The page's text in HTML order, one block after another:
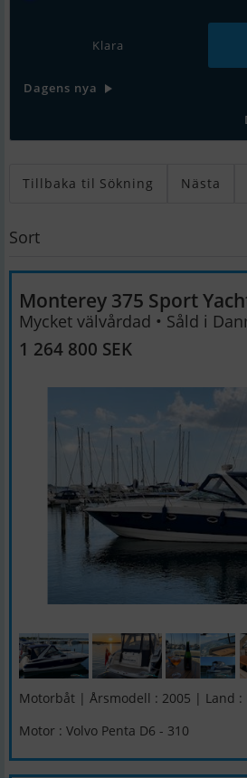
Klara
Dagens nya
Tillbaka til Sökning Nästa
Sort
Monterey 375 Sport
Mycket välvårdad • Såld i
1 264 800 SEK
Motorbåt | Årsmodell : 2005 | Land :
Motor : Volvo Penta D6 - 310